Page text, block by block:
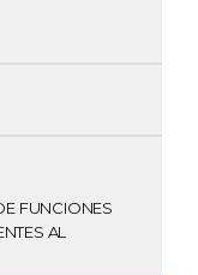
FUNCIONES
AL